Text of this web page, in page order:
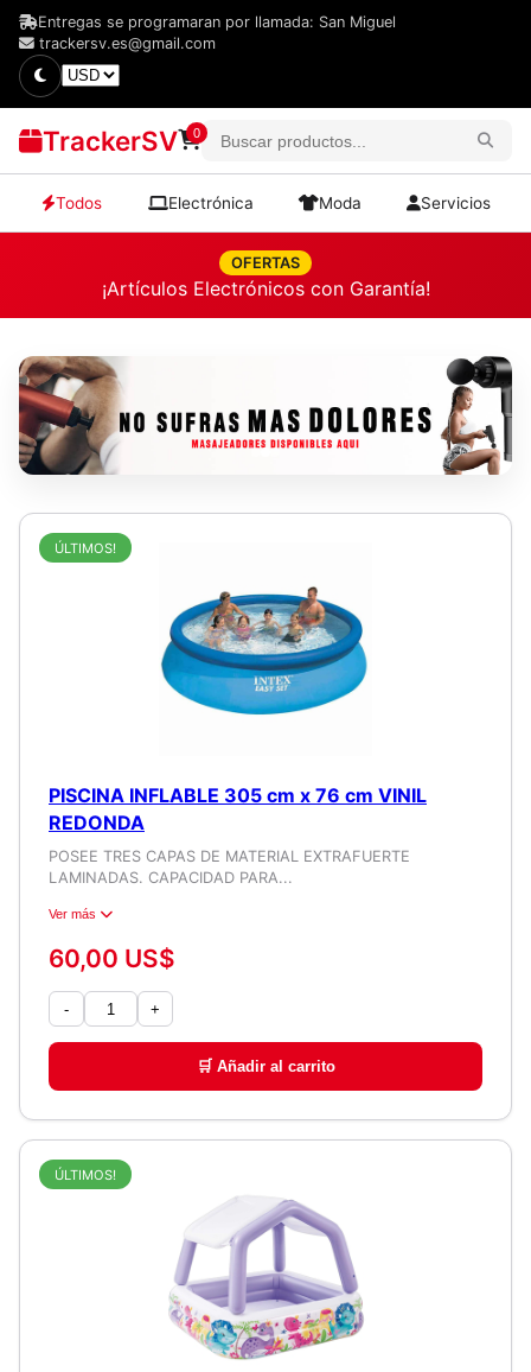
Entregas se programaran por llamada: San Miguel
trackersv.es@gmail.com
TrackerSV 0
Todos Electrónica Moda Servicios
OFERTAS
¡Artículos Electrónicos con Garantía!
ÚLTIMOS!
PISCINA INFLABLE 305 cm x 76 cm VINIL
REDONDA
POSEE TRES CAPAS DE MATERIAL EXTRAFUERTE
LAMINADAS. CAPACIDAD PARA...
Ver más
60,00 US$
- +
🛒 Añadir al carrito
ÚLTIMOS!